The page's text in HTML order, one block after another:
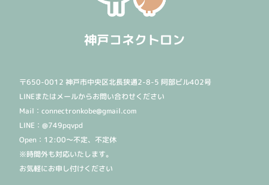
神戸コネクトロン
〒650-0012 神戸市中央区北長狭通2-8-5 阿部ビル402号
LINEまたはメールからお問い合わせください
Mail：connectronkobe@gmail.com
LINE：@749pqvpd
Open：12:00〜不定、不定休
※時間外も対応いたします。
お気軽にお申し付けください